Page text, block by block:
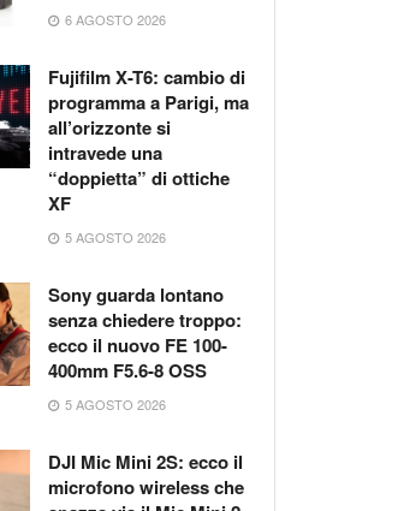
6 AGOSTO 2026
Fujifilm X-T6: cambio di
programma a Parigi, ma
all’orizzonte si
intravede una
“doppietta” di ottiche
XF
5 AGOSTO 2026
Sony guarda lontano
senza chiedere troppo:
ecco il nuovo FE 100-
400mm F5.6-8 OSS
5 AGOSTO 2026
DJI Mic Mini 2S: ecco il
microfono wireless che